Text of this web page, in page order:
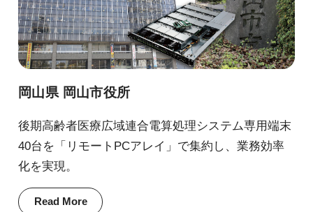
岡山県 岡山市役所
後期高齢者医療広域連合電算処理システム専用端末
40台を「リモートPCアレイ」で集約し、業務効率
化を実現。
Read More